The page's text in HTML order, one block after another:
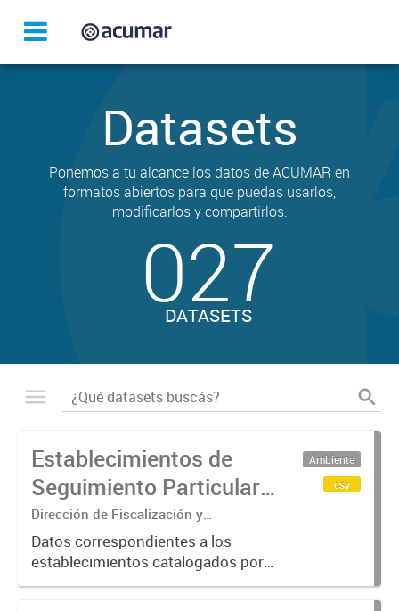
Datasets
Ponemos a tu alcance los datos de ACUMAR en
formatos abiertos para que puedas usarlos,
modificarlos y compartirlos.
027
DATASETS
Establecimientos de
Seguimiento Particular
en la Cuenca Matanza
Riachuelo (2016-2023)
Dirección de Fiscalización y
Adecuación Ambiental
Datos correspondientes a los
establecimientos catalogados por
ACUMAR como de "Seguimiento
Ambiente
csv